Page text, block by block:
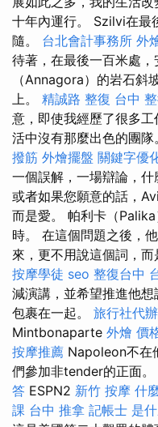
十年內運行。 Szilvi在最
隨。 台北會計事務所 外
待著，在最後一百米處
（Annagora）的岩石斜
上。 精誠路 整復 台中
意，即使我經歷了很多
活中沒有那麼出色的團隊
撥筋 外燴擺盤 關鍵字優
一個誤解，一場辯論，
或者如果您願意的話，
而是愛。 帕利卡（
時。 在這個問題之後，
來，更不用說這個詞，而
按摩學徒 seo 整復台中
減演講，並希望推進他想
包裹在一起。 旅行社代
Mintbonaparte 外燴 價
按摩推薦 Napoleon不在
們參加非tender的正面
答 ESPN2 新竹 按摩 什
課 台中 推拿 記帳士 是